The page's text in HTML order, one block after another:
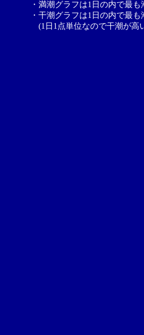
・満潮グラフは1日の内で最
・干潮グラフは1日の内で最
(1日1点単位なので干潮が高